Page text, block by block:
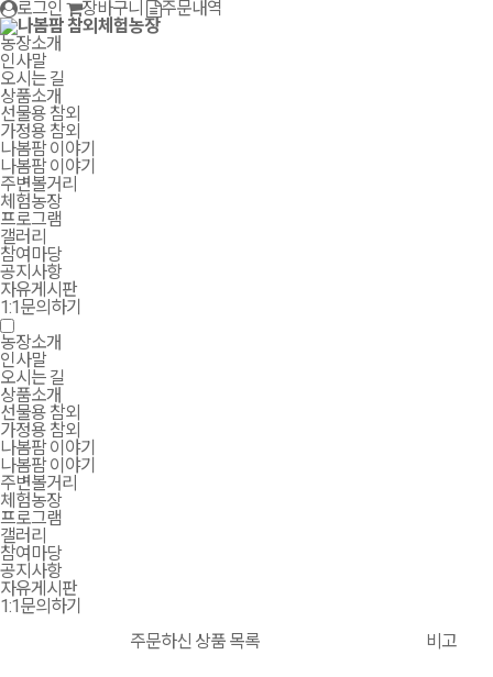
로그인 장바구니
주문내역
농장소개
인사말
오시는 길
상품소개
선물용 참외
가정용 참외
나봄팜 이야기
나봄팜 이야기
주변볼거리
체험농장
프로그램
갤러리
참여마당
공지사항
자유게시판
1:1문의하기
농장소개
인사말
오시는 길
상품소개
선물용 참외
가정용 참외
나봄팜 이야기
나봄팜 이야기
주변볼거리
체험농장
프로그램
갤러리
참여마당
공지사항
자유게시판
1:1문의하기
주문하신 상품 목록
비고